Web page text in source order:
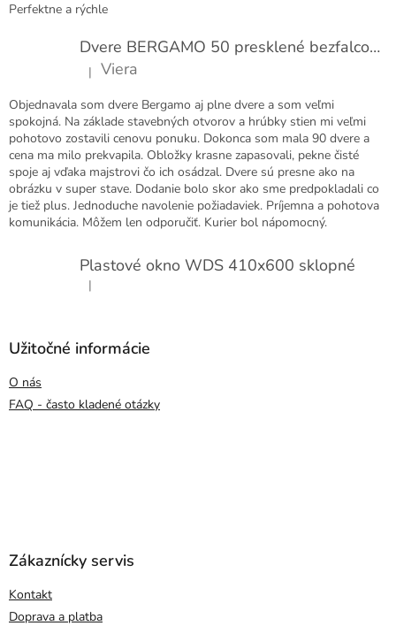
Perfektne a rýchle
Dvere BERGAMO 50 presklené bezfalcové EXTRA
Hodnotenie produktu je 5 z 5 hviezdičiek.
| Viera
Objednavala som dvere Bergamo aj plne dvere a som veľmi
spokojná. Na základe stavebných otvorov a hrúbky stien mi veľmi
pohotovo zostavili cenovu ponuku. Dokonca som mala 90 dvere a
cena ma milo prekvapila. Obložky krasne zapasovali, pekne čisté
spoje aj vďaka majstrovi čo ich osádzal. Dvere sú presne ako na
obrázku v super stave. Dodanie bolo skor ako sme predpokladali co
je tiež plus. Jednoduche navolenie požiadaviek. Príjemna a pohotova
komunikácia. Môžem len odporučiť. Kurier bol nápomocný.
Plastové okno WDS 410x600 sklopné
Hodnotenie produktu je 5 z 5 hviezdičiek.
|
Užitočné informácie
O nás
FAQ - často kladené otázky
Zákaznícky servis
Kontakt
Doprava a platba